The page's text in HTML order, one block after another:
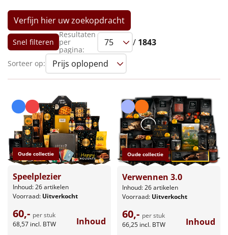
Origineel
Rituals
Mannen
Vrouwen
Duurzaam
Leuke
Goedkope
Uniek
Alle thema's
Verfijn hier uw zoekopdracht
Snel filteren
Resultaten
per
pagina:
/ 1843
Sorteer op:
Oude collectie
Speelplezier
Inhoud: 26 artikelen
Voorraad: Uitverkocht
60,- per stuk
68,57 incl. BTW Inhoud
Oude collectie
Verwennen 3.0
Inhoud: 26 artikelen
Voorraad: Uitverkocht
60,- per stuk
66,25 incl. BTW Inhoud